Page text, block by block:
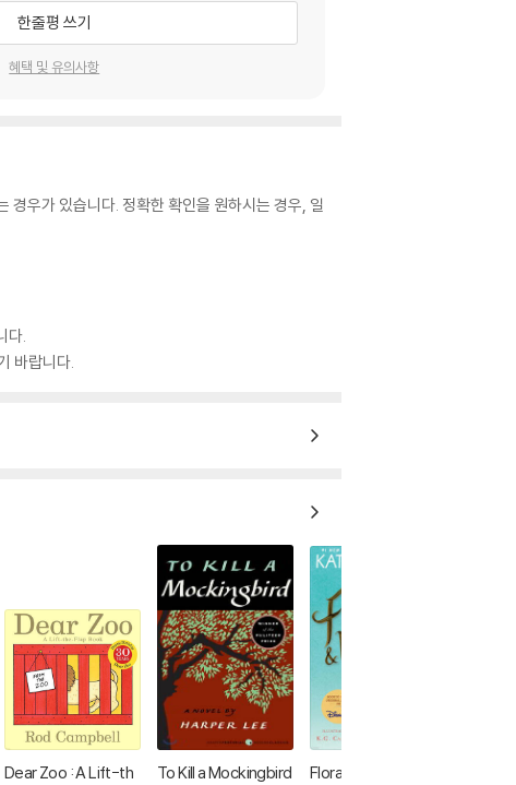
한줄평 쓰기
혜택 및 유의사항
경우가 있습니다. 정확한 확인을 원하시는 경우, 일
다.
바랍니다.
Dear Zoo : A Lift-th
To Kill a Mockingbird
Flora & Ulysses : 201